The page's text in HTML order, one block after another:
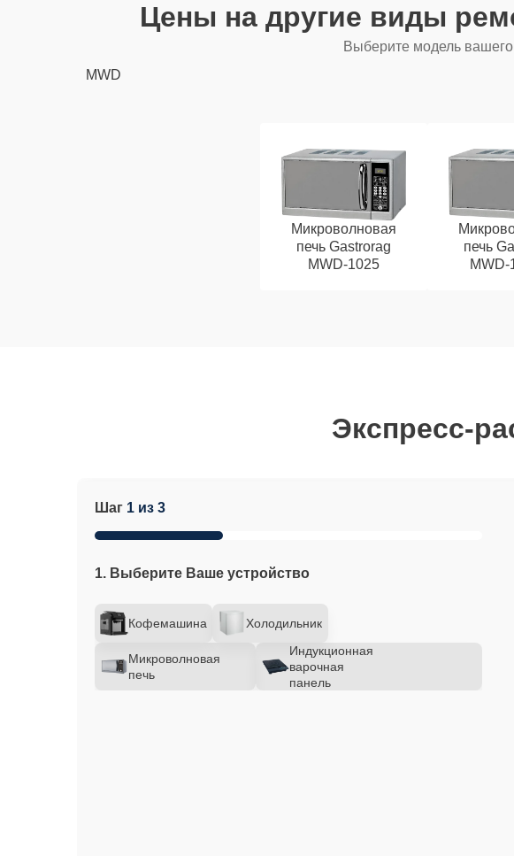
Цены на другие виды
Выберите модель вашего
MWD
Микроволновая
печь Gastrorag
MWD-1025
печь
MWD-
Экспресс-
Шаг 1 из 3
1. Выберите Ваше устройство
Кофемашина Холодильник
Микроволновая
печь
Индукционная
варочная
панель